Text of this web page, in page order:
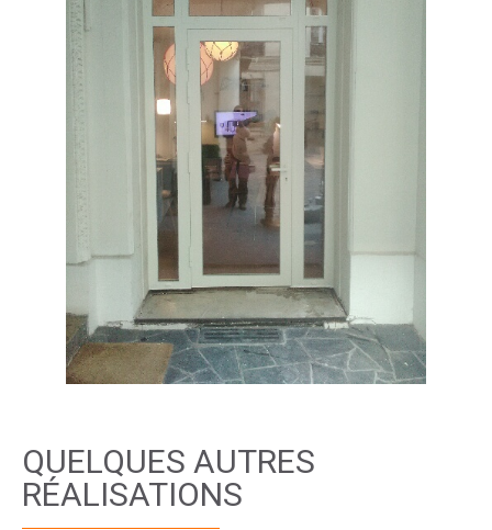
QUELQUES AUTRES
RÉALISATIONS